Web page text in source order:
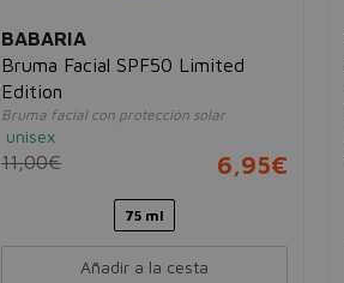
BABARIA
Bruma Facial SPF50 Limited
Edition
Bruma facial con protección solar
unisex
11,00€ 6,95€
75 ml
Añadir a la cesta